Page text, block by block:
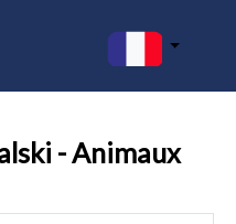
- Animaux